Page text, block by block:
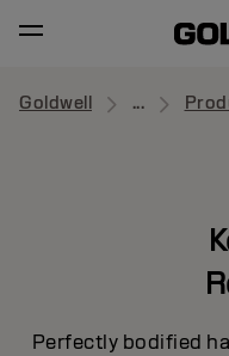
Goldwell ...
Perfectly bodified